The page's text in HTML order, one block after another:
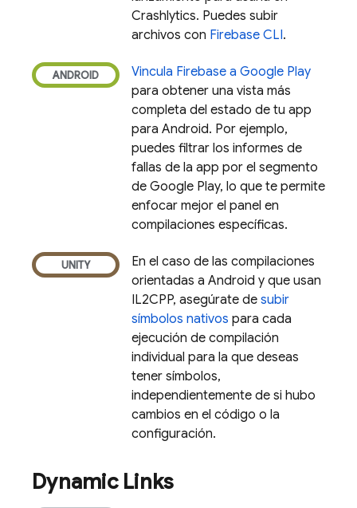
Crashlytics. Puedes subir
archivos con Firebase CLI.
Vincula Firebase a Google Play
para obtener una vista más
completa del estado de tu app
para Android. Por ejemplo,
puedes filtrar los informes de
fallas de la app por el segmento
de Google Play, lo que te permite
enfocar mejor el panel en
compilaciones específicas.
En el caso de las compilaciones
orientadas a Android y que usan
IL2CPP, asegúrate de subir
símbolos nativos para cada
ejecución de compilación
individual para la que deseas
tener símbolos,
independientemente de si hubo
cambios en el código o la
configuración.
Dynamic Links